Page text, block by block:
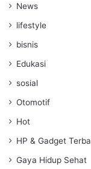
News
lifestyle
bisnis
Edukasi
sosial
Otomotif
Hot
HP & Gadget
Gaya Hidup Sehat